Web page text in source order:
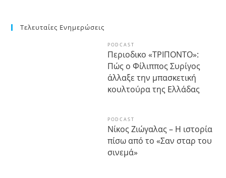
Τελευταίες Ενημερώσεις
PODCAST
Περιοδικο «ΤΡΙΠΟΝΤΟ»:
Πώς ο Φίλιππος Συρίγος
άλλαξε την μπασκετική
κουλτούρα της Ελλάδας
PODCAST
Νίκος Ζιώγαλας – Η ιστορία
πίσω από το «Σαν σταρ του
σινεμά»